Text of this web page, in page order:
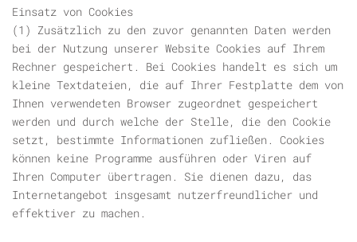
Einsatz von Cookies
(1) Zusätzlich zu den zuvor genannten Daten werden
bei der Nutzung unserer Website Cookies auf Ihrem
Rechner gespeichert. Bei Cookies handelt es sich um
kleine Textdateien, die auf Ihrer Festplatte dem von
Ihnen verwendeten Browser zugeordnet gespeichert
werden und durch welche der Stelle, die den Cookie
setzt, bestimmte Informationen zufließen. Cookies
können keine Programme ausführen oder Viren auf
Ihren Computer übertragen. Sie dienen dazu, das
Internetangebot insgesamt nutzerfreundlicher und
effektiver zu machen.